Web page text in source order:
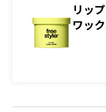
リッ
ワッ